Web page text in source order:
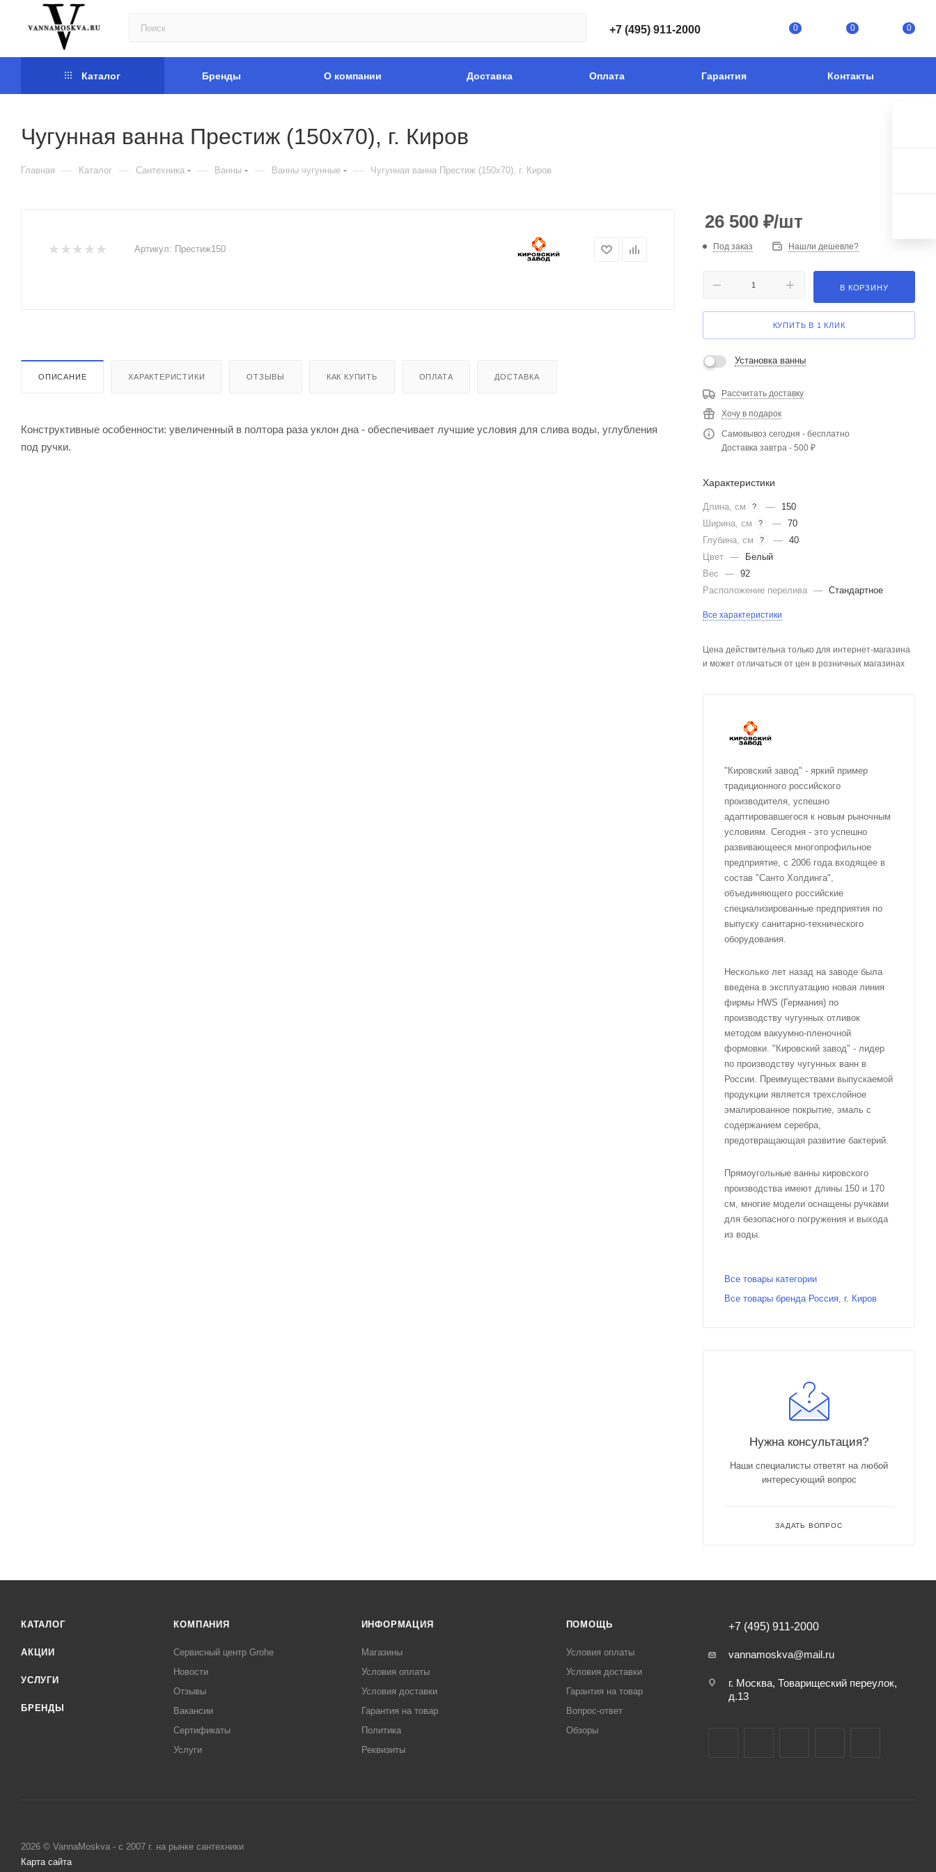
+7 (495) 911-2000 0 0 0
Каталог Бренды О компании Доставка Оплата Гарантия Контакты
Чугунная ванна Престиж (150x70), г. Киров
Главная — Каталог — Сантехника — Ванны — Ванны чугунные — Чугунная ванна Престиж (150x70), г. Киров
Артикул: Престиж150
ОПИСАНИЕ ХАРАКТЕРИСТИКИ ОТЗЫВЫ КАК КУПИТЬ ОПЛАТА ДОСТАВКА
Конструктивные особенности: увеличенный в полтора раза уклон дна - обеспечивает лучшие условия для слива воды, углубления
под ручки.
26 500 ₽/шт
Под заказ Нашли дешевле?
В КОРЗИНУ
КУПИТЬ В 1 КЛИК
Установка ванны
Рассчитать доставку
Хочу в подарок
Самовывоз сегодня - бесплатно
Доставка завтра - 500 ₽
Характеристики
Длина, см ? —
150
Ширина, см
? — 70
Глубина, см
? — 40
Цвет —
Белый
Вес
— 92
Расположение перелива — Стандартное
Все характеристики
Цена действительна только для интернет-магазина
и может отличаться от цен в розничных магазинах
"Кировский завод" - яркий пример
традиционного российского
производителя, успешно
адаптировавшегося к новым рыночным
условиям. Сегодня - это успешно
развивающееся многопрофильное
предприятие, с 2006 года входящее в
состав "Санто Холдинга",
объединяющего российские
специализированные предприятия по
выпуску санитарно-технического
оборудования.
Несколько лет назад на заводе была
введена в эксплуатацию новая линия
фирмы HWS (Германия) по
производству чугунных отливок
методом вакуумно-пленочной
формовки. "Кировский завод" - лидер
по производству чугунных ванн в
России. Преимуществами выпускаемой
продукции является трехслойное
эмалированное покрытие, эмаль с
содержанием серебра,
предотвращающая развитие бактерий.
Прямоугольные ванны кировского
производства имеют длины 150 и 170
см, многие модели оснащены ручками
для безопасного погружения и выхода
из воды.
Все товары категории
Все товары бренда Россия, г. Киров
Нужна консультация?
Наши специалисты ответят на любой
интересующий вопрос
ЗАДАТЬ ВОПРОС
КАТАЛОГ
АКЦИИ
УСЛУГИ
БРЕНДЫ
КОМПАНИЯ
Сервисный центр Grohe
Новости
Отзывы
Вакансии
Сертификаты
Услуги
ИНФОРМАЦИЯ
Магазины
Условия оплаты
Условия доставки
Гарантия на товар
Политика
Реквизиты
ПОМОЩЬ
Условия оплаты
Условия доставки
Гарантия на товар
Вопрос-ответ
Обзоры
+7 (495) 911-2000
vannamoskva@mail.ru
г. Москва, Товарищеский переулок,
д.13
2026 © VannaMoskva - с 2007 г. на рынке сантехники
Карта сайта